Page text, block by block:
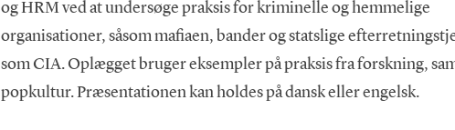
og HRM ved at undersøge praksis for kriminelle og hemmelige
organisationer, såsom mafiaen, bander og statslige
som CIA. Oplægget bruger eksempler på praksis fra forskning,
popkultur. Præsentationen kan holdes på dansk eller engelsk.